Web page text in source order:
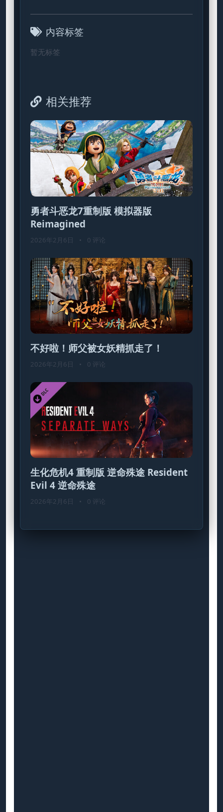
内容标签
暂无标签
相关推荐
勇者斗恶龙7重制版 模拟器版
Reimagined
2026年2月6日 • 0 评论
不好啦！师父被女妖精抓走了！
2026年2月6日 • 0 评论
生化危机4 重制版 逆命殊途 Resident
Evil 4 逆命殊途
2026年2月6日 • 0 评论